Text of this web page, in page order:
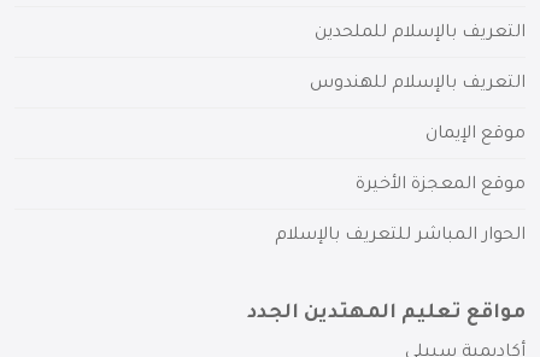
التعريف بالإسلام للملحدين
التعريف بالإسلام للهندوس
موقع الإيمان
موقع المعجزة الأخيرة
الحوار المباشر للتعريف بالإسلام
مواقع تعليم المهتدين الجدد